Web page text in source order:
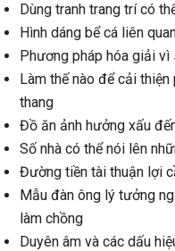
Dùng tranh trang trí có
Hình dáng bể cá liên
Phương pháp hóa giải
Làm thế nào để cải
thang
Đồ ăn ảnh hưởng xấu
Số nhà có thể nói lên
Đường tiền tài thuận lợi
Mẫu đàn ông lý tưởng
làm chồng
Duyên âm và các dấu